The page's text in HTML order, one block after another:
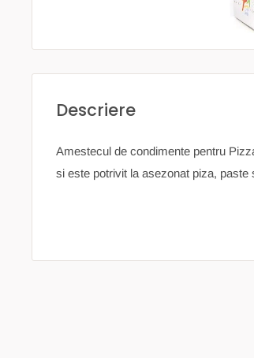
Descriere
Amestecul de condimente pentru
si este potrivit la asezonat piza, paste